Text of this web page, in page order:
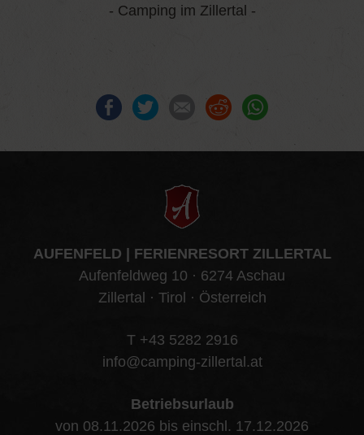
- Camping im Zillertal -
Facebook E-mail Reddit
AUFENFELD | FERIENRESORT ZILLERTAL
Aufenfeldweg 10 · 6274 Aschau
Zillertal · Tirol · Österreich
T +43 5282 2916
info@camping-zillertal.at
Betriebsurlaub
von 08.11.2026 bis einschl. 17.12.2026